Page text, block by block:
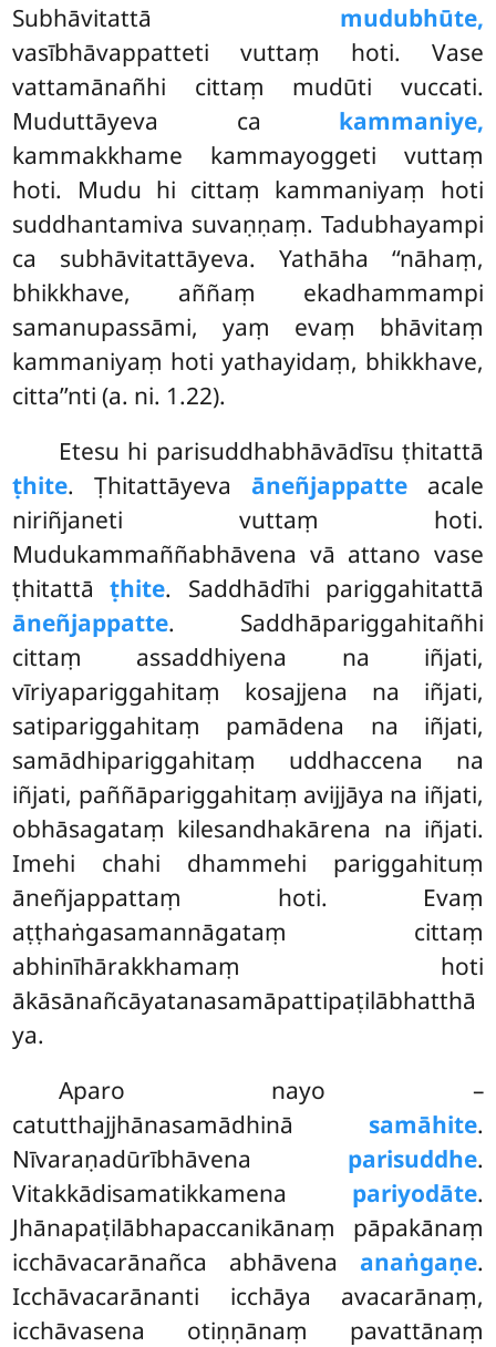
Subhāvitattā mudubhūte,
vasībhāvappatteti vuttaṃ hoti. Vase
vattamānañhi cittaṃ mudūti vuccati.
Muduttāyeva ca kammaniye,
kammakkhame kammayoggeti vuttaṃ
hoti. Mudu hi cittaṃ kammaniyaṃ hoti
suddhantamiva suvaṇṇaṃ. Tadubhayampi
ca subhāvitattāyeva. Yathāha ‘‘nāhaṃ,
bhikkhave, aññaṃ ekadhammampi
samanupassāmi, yaṃ evaṃ bhāvitaṃ
kammaniyaṃ hoti yathayidaṃ, bhikkhave,
citta’’nti (a. ni. 1.22).
Etesu hi parisuddhabhāvādīsu ṭhitattā
ṭhite. Ṭhitattāyeva āneñjappatteacale
niriñjaneti vuttaṃ hoti.
Mudukammaññabhāvena vā attano vase
ṭhitattāṭhite. Saddhādīhi pariggahitattā
āneñjappatte. Saddhāpariggahitañhi
cittaṃ assaddhiyena na iñjati,
vīriyapariggahitaṃ kosajjena na iñjati,
satipariggahitaṃ pamādena na iñjati,
samādhipariggahitaṃ uddhaccena na
iñjati, paññāpariggahitaṃ avijjāya na iñjati,
obhāsagataṃ kilesandhakārena na iñjati.
Imehi chahi dhammehi pariggahituṃ
āneñjappattaṃ hoti. Evaṃ
aṭṭhaṅgasamannāgataṃ cittaṃ
abhinīhārakkhamaṃ hoti
ākāsānañcāyatanasamāpattipaṭilābhatthā
ya.
Aparo nayo –
catutthajjhānasamādhinā samāhite.
Nīvaraṇadūrībhāvena parisuddhe.
Vitakkādisamatikkamena pariyodāte.
Jhānapaṭilābhapaccanikānaṃ pāpakānaṃ
icchāvacarānañca abhāvena anaṅgaṇe.
Icchāvacarānanti icchāya avacarānaṃ,
icchāvasena otiṇṇānaṃ pavattānaṃ